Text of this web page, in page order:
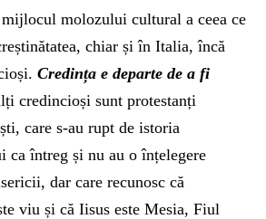
molozului cultural a ceea ce
chiar și în Italia, încă
Credința e departe de a fi
credincioși sunt protestanți
care s-au rupt de istoria
ca întreg și nu au o înțelegere
dar care recunosc că
viu și că Iisus este Mesia, Fiul